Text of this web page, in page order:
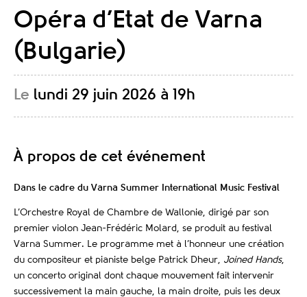
Opéra d’Etat de Varna
(Bulgarie)
Le lundi 29 juin 2026 à 19h
À propos de cet événement
Dans le cadre du Varna Summer International Music Festival
L’Orchestre Royal de Chambre de Wallonie, dirigé par son
premier violon Jean-Frédéric Molard, se produit au festival
Varna Summer. Le programme met à l’honneur une création
du compositeur et pianiste belge Patrick Dheur, Joined Hands,
un concerto original dont chaque mouvement fait intervenir
successivement la main gauche, la main droite, puis les deux